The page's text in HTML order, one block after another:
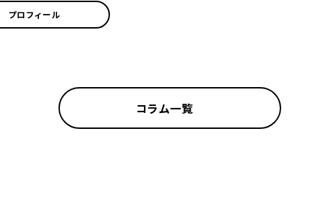
プロフィール
コラム一覧